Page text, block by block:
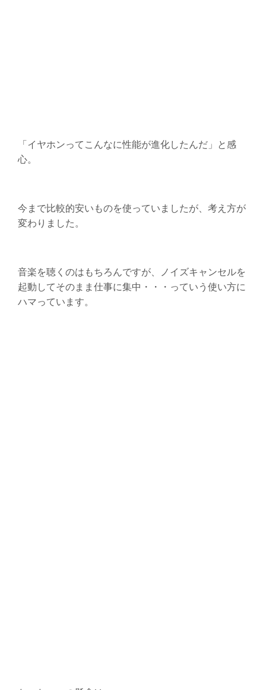
「イヤホンってこんなに性能が進化したんだ」と感
心。
今まで比較的安いものを使っていましたが、考え方が
変わりました。
音楽を聴くのはもちろんですが、ノイズキャンセルを
起動してそのまま仕事に集中・・・っていう使い方に
ハマっています。